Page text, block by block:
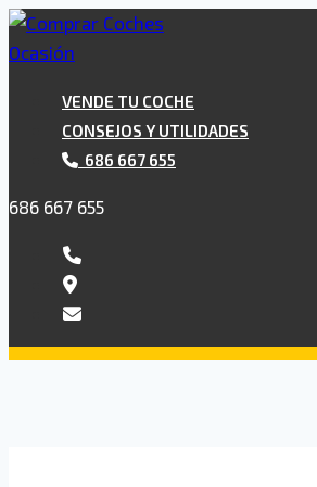
Saltar
al
VENDE TU COCHE
CONSEJOS Y UTILIDADES
686 667 655
686 667 655